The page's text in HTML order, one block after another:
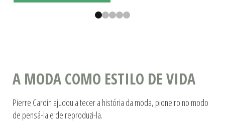
A MODA COMO ESTILO DE VIDA
Pierre Cardin ajudou a tecer a história da moda, pioneiro no modo
de pensá-la e de reproduzi-la.